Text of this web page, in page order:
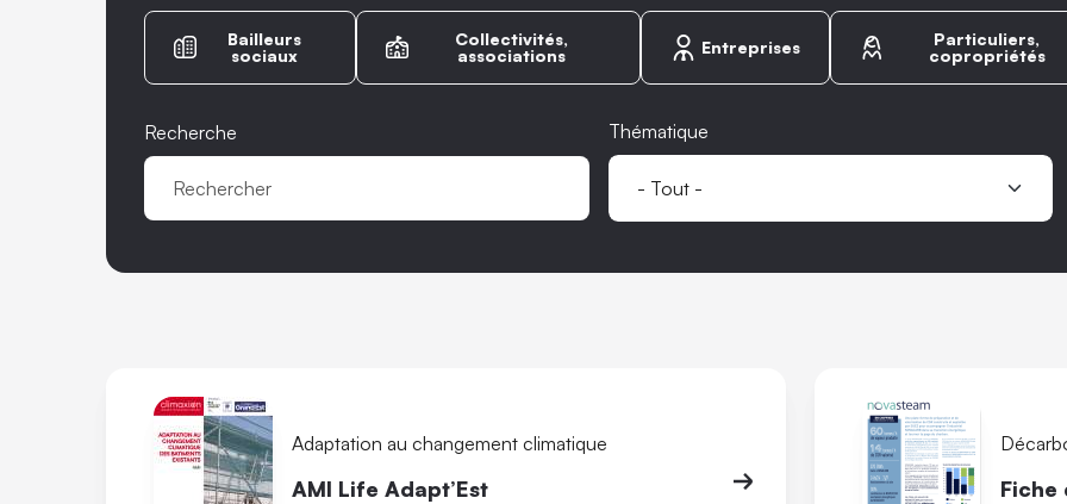
Bailleurs
sociaux
Collectivités,
associations
Entreprises
Particuliers,
copropriétés
Thématique
Recherche
Adaptation au changement climatique
AMI Life Adapt’Est Fiche